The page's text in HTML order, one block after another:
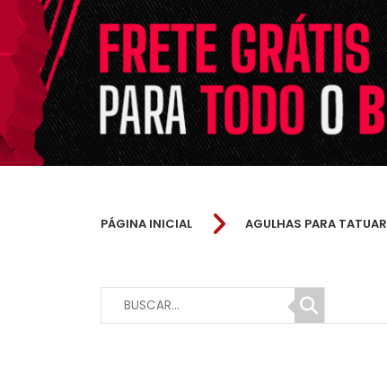
PÁGINA INICIAL AGULHAS PARA TATUAR